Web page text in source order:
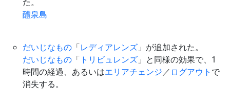
醴泉島
だいじなもの 「レディアレンズ 」が追加された。
だいじなもの 「 トリビュレンズ 」と同様の効果で、1
時間の経過、あるいはエリアチェンジ／ ログアウト で
消失する。